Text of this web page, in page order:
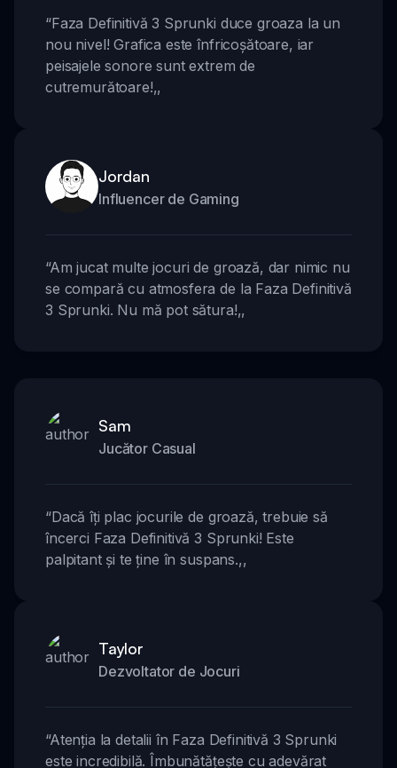
“Faza Definitivă 3 Sprunki duce groaza la un
nou nivel! Grafica este înfricoșătoare, iar
peisajele sonore sunt extrem de
cutremurătoare!,,
Jordan
Influencer de Gaming
“Am jucat multe jocuri de groază, dar nimic nu
se compară cu atmosfera de la Faza Definitivă
3 Sprunki. Nu mă pot sătura!,,
Sam
Jucător Casual
“Dacă îți plac jocurile de groază, trebuie să
încerci Faza Definitivă 3 Sprunki! Este
palpitant și te ține în suspans.,,
Taylor
Dezvoltator de Jocuri
“Atenția la detalii în Faza Definitivă 3 Sprunki
este incredibilă. Îmbunătățește cu adevărat